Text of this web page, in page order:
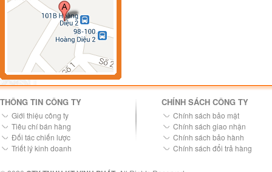
THÔNG TIN CÔNG TY
Giới thiệu công ty
Tiêu chí bán hàng
Đối tác chiến lược
Triết lý kinh doanh
CHÍNH SÁCH CÔNG TY
Chính sách bảo mật
Chính sách giao nhận
Chính sách bảo hành
Chính sách đổi trả hàng